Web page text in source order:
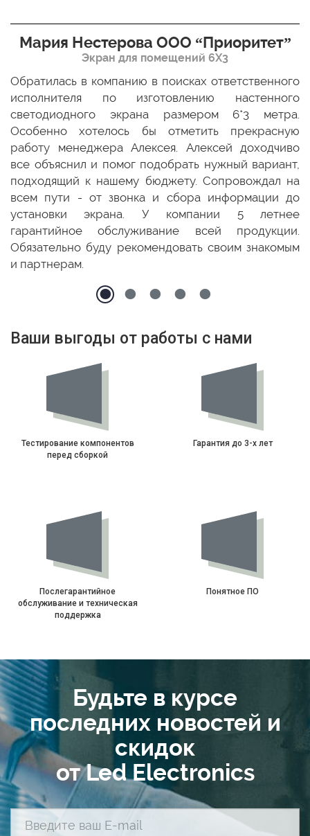
Мария Нестерова ООО “Приоритет”
Экран для помещений 6Х3
Обратилась в компанию в поисках ответственного
исполнителя по изготовлению настенного
светодиодного экрана размером 6*3 метра.
Особенно хотелось бы отметить прекрасную
работу менеджера Алексея. Алексей доходчиво
все объяснил и помог подобрать нужный вариант,
подходящий к нашему бюджету. Сопровождал на
всем пути - от звонка и сбора информации до
установки экрана. У компании 5 летнее
гарантийное обслуживание всей продукции.
Обязательно буду рекомендовать своим знакомым
и партнерам.
Ваши выгоды от работы с нами
Тестирование компонентов
перед сборкой
Гарантия до 3-х лет
Послегарантийное
обслуживание и техническая
поддержка
Понятное ПО
Будьте в курсе
последних новостей и
скидок
от Led Electronics